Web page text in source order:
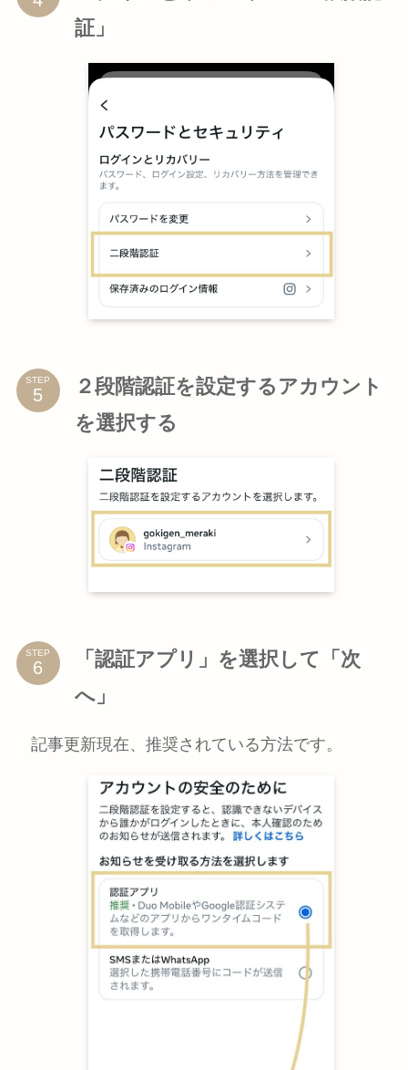
証」
STEP
２段階認証を設定するアカウント
を選択する
STEP
「認証アプリ」を選択して「次
へ」
記事更新現在、推奨されている方法です。